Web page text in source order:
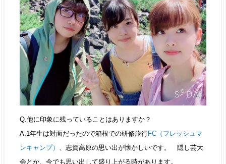
Q.他に印象に残っていることはありますか？
A.1年生は対面だったので箱根での研修旅行FC（フレッシュマ
ンキャンプ） 、志賀高原の思い出が懐かしいです。 隠し芸大
会とか、今でも思い出して盛り上がる時があります。